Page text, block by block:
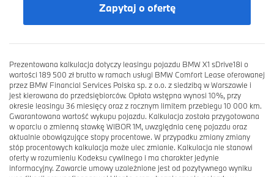
Zapytaj o ofertę
Prezentowana kalkulacja dotyczy leasingu pojazdu BMW X1 sDrive18i o
wartości 189 500 zł brutto w ramach usługi BMW Comfort Lease oferowanej
przez BMW Financial Services Polska sp. z o.o. z siedzibą w Warszawie i
jest kierowana do przedsiębiorców. Opłata wstępna wynosi 10%, przy
okresie leasingu 36 miesięcy oraz z rocznym limitem przebiegu 10 000 km.
Gwarantowana wartość wykupu pojazdu. Kalkulacja została przygotowana
w oparciu o zmienną stawkę WIBOR 1M, uwzględnia cenę pojazdu oraz
aktualnie obowiązujące stopy procentowe. W przypadku zmiany zmiany
stóp procentowych kalkulacja może ulec zmianie. Kalkulacja nie stanowi
oferty w rozumieniu Kodeksu cywilnego i ma charakter jedynie
informacyjny. Zawarcie umowy uzależnione jest od pozytywnego wyniku